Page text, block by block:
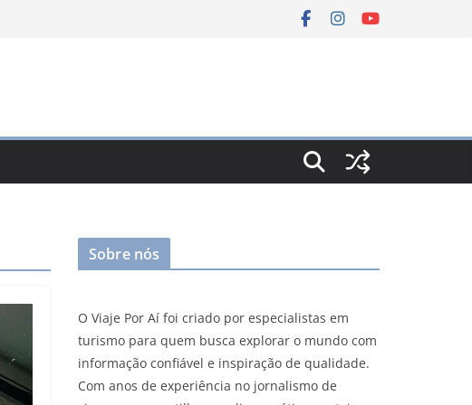
Sobre nós
O Viaje Por Aí foi criado por especialistas em
turismo para quem busca explorar o mundo com
informação confiável e inspiração de qualidade.
Com anos de experiência no jornalismo de